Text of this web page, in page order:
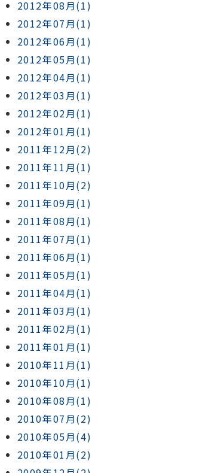
2012年08月(1)
2012年07月(1)
2012年06月(1)
2012年05月(1)
2012年04月(1)
2012年03月(1)
2012年02月(1)
2012年01月(1)
2011年12月(2)
2011年11月(1)
2011年10月(2)
2011年09月(1)
2011年08月(1)
2011年07月(1)
2011年06月(1)
2011年05月(1)
2011年04月(1)
2011年03月(1)
2011年02月(1)
2011年01月(1)
2010年11月(1)
2010年10月(1)
2010年08月(1)
2010年07月(2)
2010年05月(4)
2010年01月(2)